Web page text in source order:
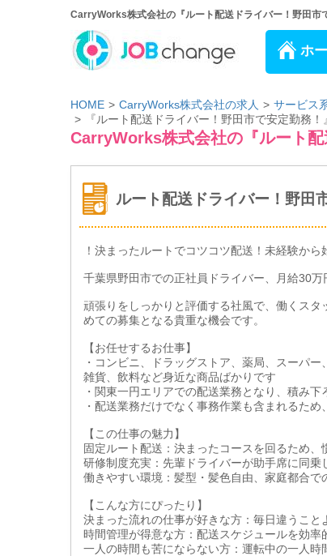
CarryWorks株式会社の『ルート配送ドライバー！野田
ホ
HOME CarryWorks株式会社の求人
サービス
『ルート配送ドライバー！野田市で安定勤務
CarryWorks株式会社の『ルート
ルート配送ドライバー！野田
！決まったルートでコツコツ配送！未経験か
千葉県野田市での正社員ドライバー、月給30
頑張りをしっかりと評価する社風で、働くス
めての募集となる貴重な機会です。
【お任せするお仕事】
・コンビニ、ドラッグストア、薬局、スーパ
雑貨、飲料など身近な商品ばかりです
・関東一円エリアでの配送業務となり、積み
・配送業務だけでなく事務作業も含まれるた
【この仕事の魅力】
固定ルート配送：決まったコースを回るため、
研修制度充実：先輩ドライバーが助手席に同乗
働きやすい環境：髪型・髪色自由、家庭都合
【こんな方にぴったり】
決まった流れの仕事が好きな方：毎日違うこ
時間管理が得意な方：配送スケジュールを効
一人の時間も苦にならない方：運転中の一人